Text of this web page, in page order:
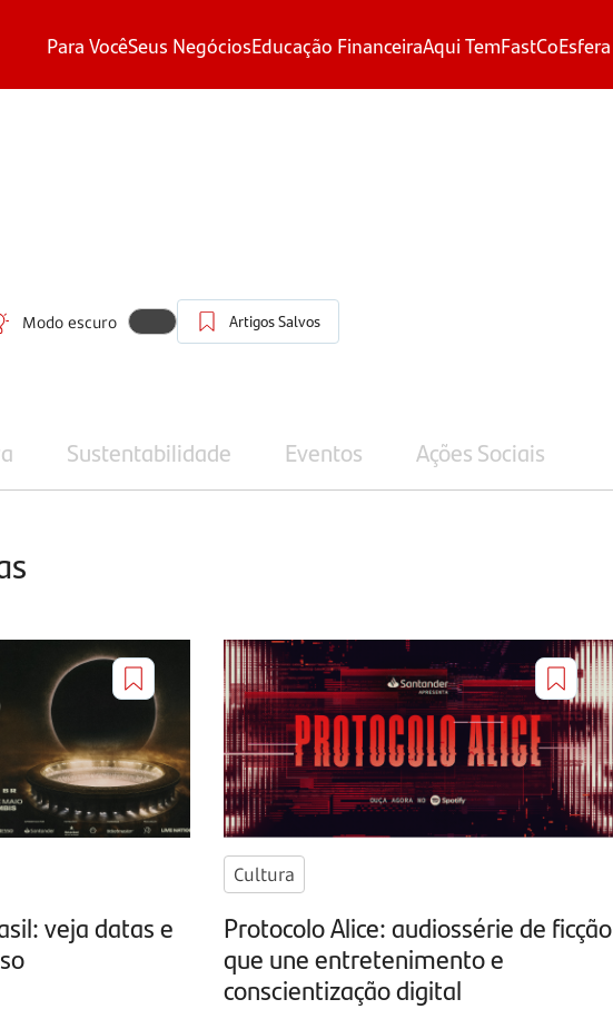
Para VocêSeus NegóciosEducação FinanceiraAqui TemFastCoEsfera
Modo escuro Artigos Salvos
Sustentabilidade Eventos Ações Sociais
veja datas e
Cultura
Protocolo Alice: audiossérie de ficção
que une entretenimento e
conscientização digital